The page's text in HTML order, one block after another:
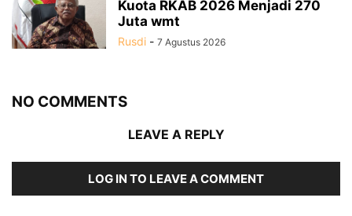
Kuota RKAB 2026 Menjadi 270
Juta wmt
Rusdi - 7 Agustus 2026
NO COMMENTS
LEAVE A REPLY
LOG IN TO LEAVE A COMMENT